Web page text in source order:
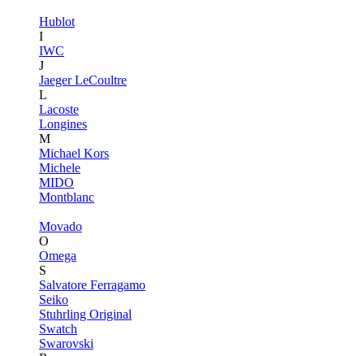
Hublot
I
IWC
J
Jaeger LeCoultre
L
Lacoste
Longines
M
Michael Kors
Michele
MIDO
Montblanc
Movado
O
Omega
S
Salvatore Ferragamo
Seiko
Stuhrling Original
Swatch
Swarovski